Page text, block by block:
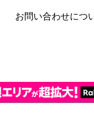
お問い合わせにつ